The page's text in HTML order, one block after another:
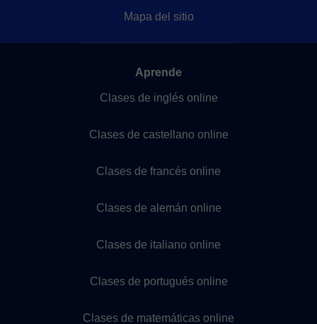
Mapa del sitio
Aprende
Clases de inglés online
Clases de castellano online
Clases de francés online
Clases de alemán online
Clases de italiano online
Clases de portugués online
Clases de matemáticas online